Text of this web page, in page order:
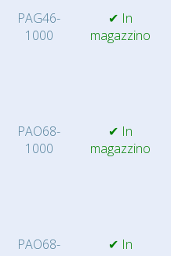
PAG46-
1000
✔ In
magazzino
PAO68-
1000
✔ In
magazzino
PAO68-
✔ In